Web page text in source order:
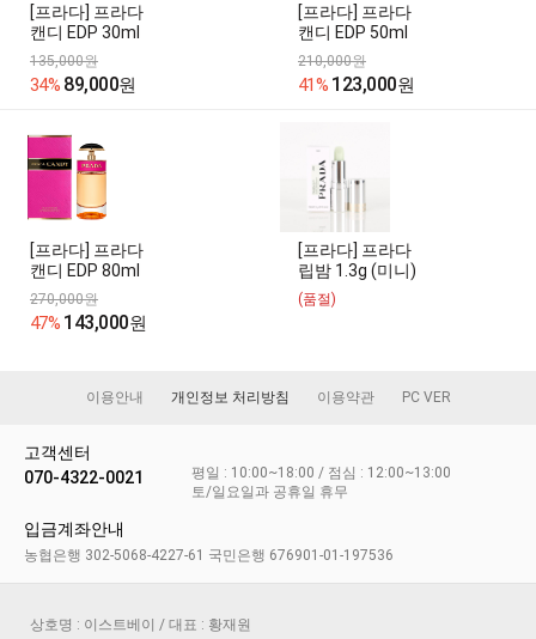
[프라다] 프라다
캔디 EDP 30ml
135,000원
34% 89,000원
[프라다] 프라다
캔디 EDP 50ml
210,000원
41% 123,000원
[프라다] 프라다
캔디 EDP 80ml
270,000원
47% 143,000원
[프라다] 프라다
립밤 1.3g (미니)
(품절)
이용안내 개인정보 처리방침 이용약관 PC VER
고객센터
070-4322-0021
평일 : 10:00~18:00 / 점심 : 12:00~13:00
토/일요일과 공휴일 휴무
입금계좌안내
농협은행 302-5068-4227-61 국민은행 676901-01-197536
상호명 : 이스트베이 / 대표 : 황재원